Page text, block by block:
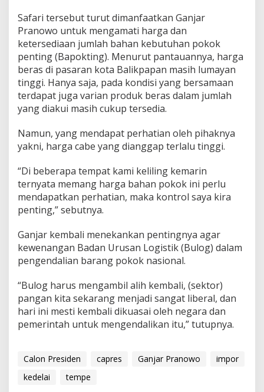
Safari tersebut turut dimanfaatkan Ganjar
Pranowo untuk mengamati harga dan
ketersediaan jumlah bahan kebutuhan pokok
penting (Bapokting). Menurut pantauannya, harga
beras di pasaran kota Balikpapan masih lumayan
tinggi. Hanya saja, pada kondisi yang bersamaan
terdapat juga varian produk beras dalam jumlah
yang diakui masih cukup tersedia.
Namun, yang mendapat perhatian oleh pihaknya
yakni, harga cabe yang dianggap terlalu tinggi.
“Di beberapa tempat kami keliling kemarin
ternyata memang harga bahan pokok ini perlu
mendapatkan perhatian, maka kontrol saya kira
penting,” sebutnya.
Ganjar kembali menekankan pentingnya agar
kewenangan Badan Urusan Logistik (Bulog) dalam
pengendalian barang pokok nasional.
“Bulog harus mengambil alih kembali, (sektor)
pangan kita sekarang menjadi sangat liberal, dan
hari ini mesti kembali dikuasai oleh negara dan
pemerintah untuk mengendalikan itu,” tutupnya.
Calon Presiden capres Ganjar Pranowo
impor
kedelai
tempe